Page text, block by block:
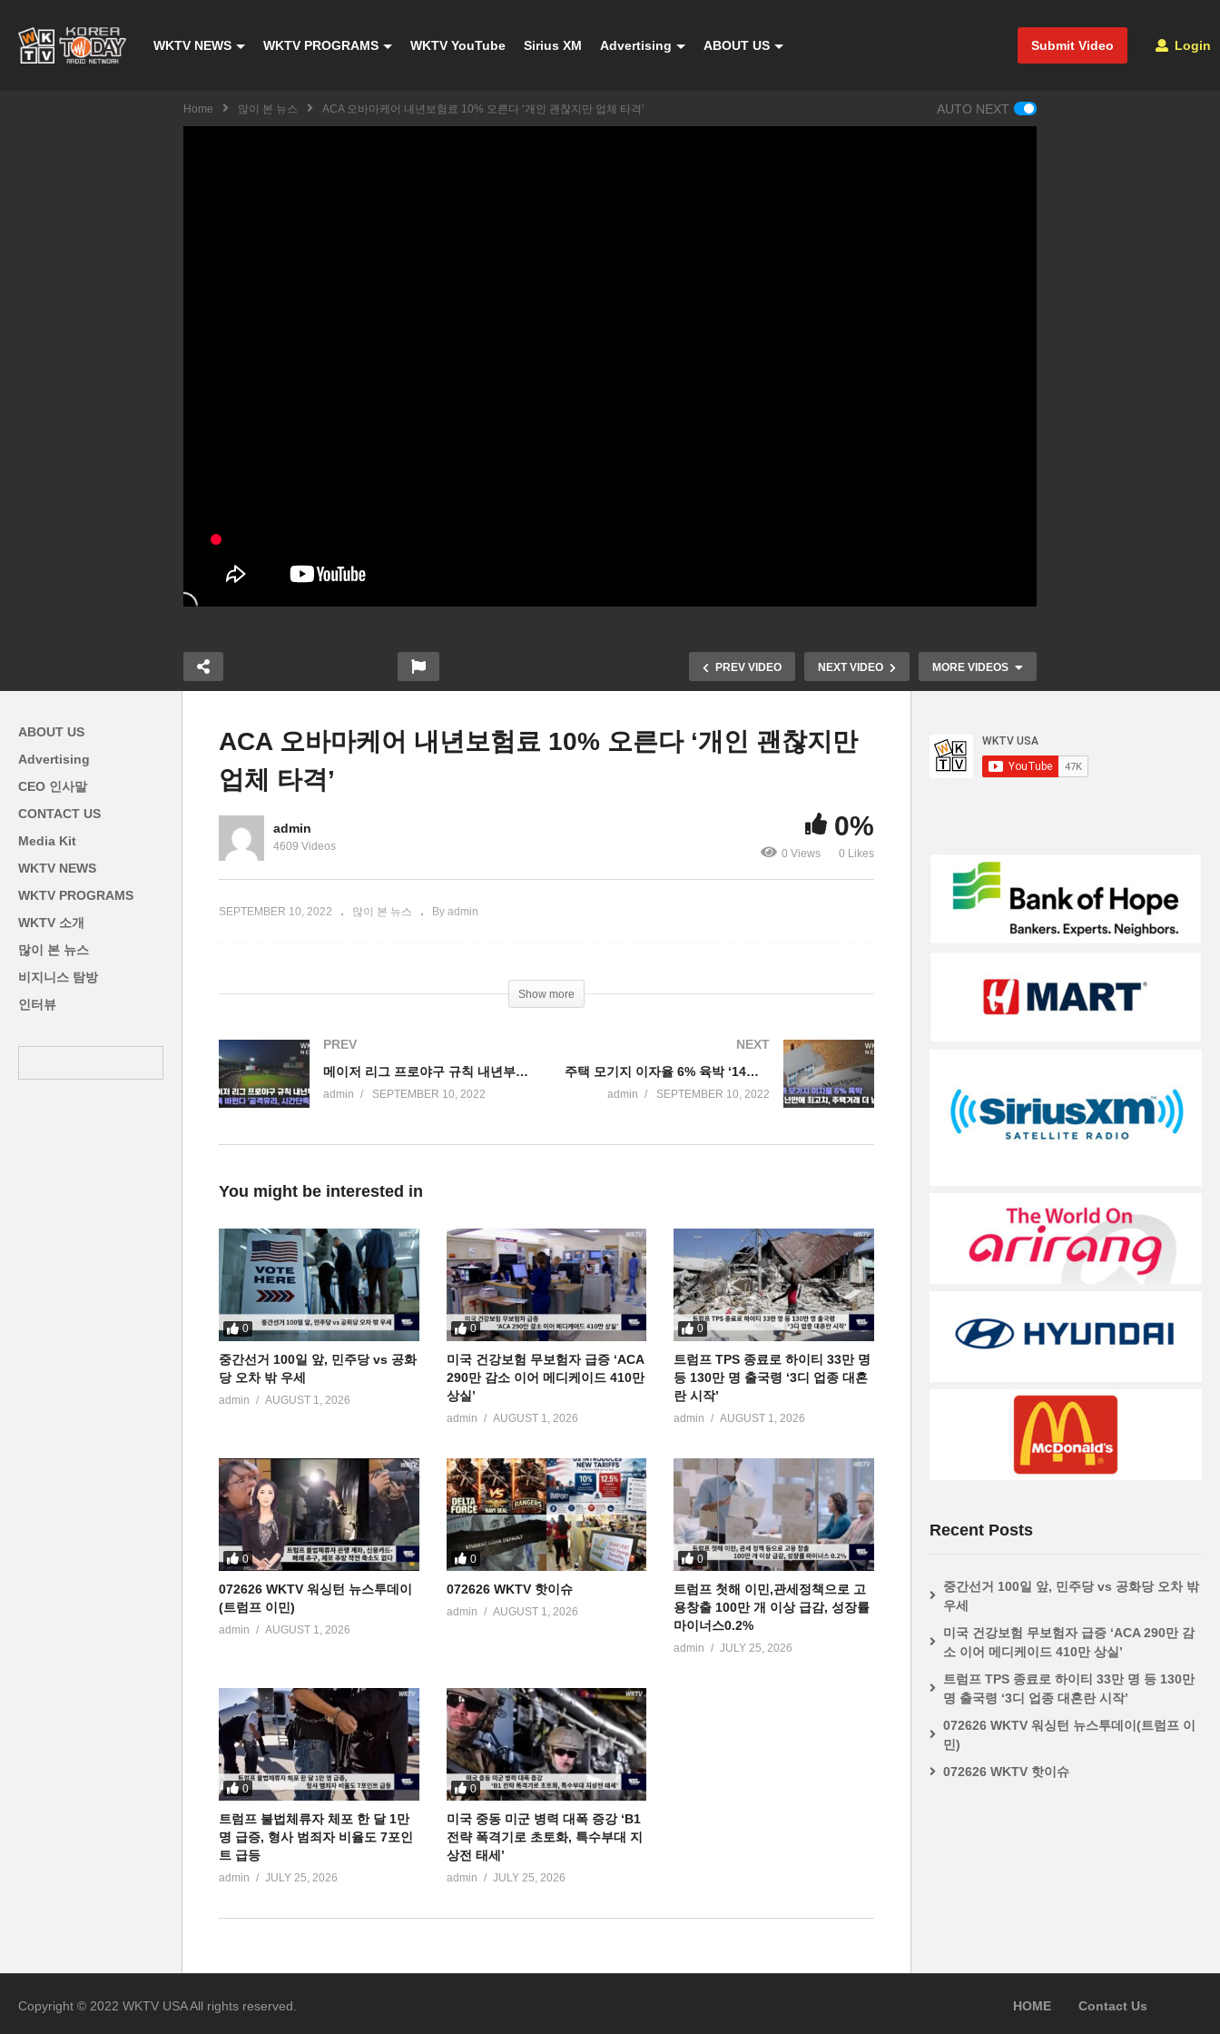
Submit Video Login
WKTV NEWS WKTV PROGRAMS WKTV YouTube Sirius XM Advertising ABOUT US
Home 많이 본 뉴스 ACA 오바마케어 내년보험료 10% 오른다 ‘개인 괜찮지만 업체 타격’ AUTO NEXT
PREV VIDEO NEXT VIDEO MORE VIDEOS
50만 명 일하지 못한다
ABOUT US
Advertising
CEO 인사말
CONTACT US
Media Kit
WKTV NEWS
WKTV PROGRAMS
WKTV 소개
많이 본 뉴스
비지니스 탐방
인터뷰
ACA 오바마케어 내년보험료 10% 오른다 ‘개인 괜찮지만
업체 타격’
admin
4609 Videos
0%
0 Views 0 Likes
SEPTEMBER 10, 2022 많이 본 뉴스 By admin
Show more
PREV
메이저 리그 프로야구 규칙 내년부터 대폭 바뀐다 ‘공격유리, 시간단축’
admin SEPTEMBER 10, 2022
NEXT
주택 모기지 이자율 6% 육박 ‘14년만에 최고치, 주택거래 더 냉각’
admin SEPTEMBER 10, 2022
You might be interested in
0
중간선거 100일 앞, 민주당 vs 공화
당 오차 밖 우세
admin AUGUST 1, 2026
0
미국 건강보험 무보험자 급증 ‘ACA
290만 감소 이어 메디케이드 410만
상실’
admin AUGUST 1, 2026
0
트럼프 TPS 종료로 하이티 33만 명
등 130만 명 출국령 ‘3디 업종 대혼
란 시작’
admin AUGUST 1, 2026
0
072626 WKTV 워싱턴 뉴스투데이
(트럼프 이민)
admin AUGUST 1, 2026
0
072626 WKTV 핫이슈
admin AUGUST 1, 2026
0
트럼프 첫해 이민,관세정책으로 고
용창출 100만 개 이상 급감, 성장률
마이너스0.2%
admin JULY 25, 2026
0
트럼프 불법체류자 체포 한 달 1만
명 급증, 형사 범죄자 비율도 7포인
트 급등
admin JULY 25, 2026
0
미국 중동 미군 병력 대폭 증강 ‘B1
전략 폭격기로 초토화, 특수부대 지
상전 태세’
admin JULY 25, 2026
Recent Posts
중간선거 100일 앞, 민주당 vs 공화당 오차 밖
우세
미국 건강보험 무보험자 급증 ‘ACA 290만 감
소 이어 메디케이드 410만 상실’
트럼프 TPS 종료로 하이티 33만 명 등 130만
명 출국령 ‘3디 업종 대혼란 시작’
072626 WKTV 워싱턴 뉴스투데이(트럼프 이
민)
072626 WKTV 핫이슈
Copyright © 2022 WKTV USA All rights reserved. HOME Contact Us